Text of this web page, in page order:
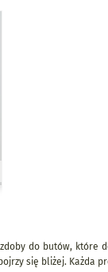
do butów,
się bliżej. Każda